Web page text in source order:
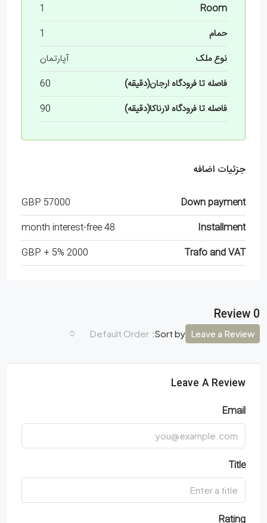
Room
1
حمام
1
نوع ملک
آپارتمان
فاصله تا فرودگاه ارجان(دقیقه)
60
فاصله تا فرودگاه لارناکا(دقیقه)
90
جزئیات اضافه
Down payment
57000 GBP
Installment
48 month interest-free
Trafo and VAT
2000 GBP + 5%
0 Review
Sort by:
Default Order Leave a Review
Leave A Review
Email
Title
Rating